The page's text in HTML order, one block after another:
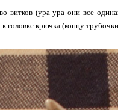
витков (ура-ура они все
головке крючка (концу